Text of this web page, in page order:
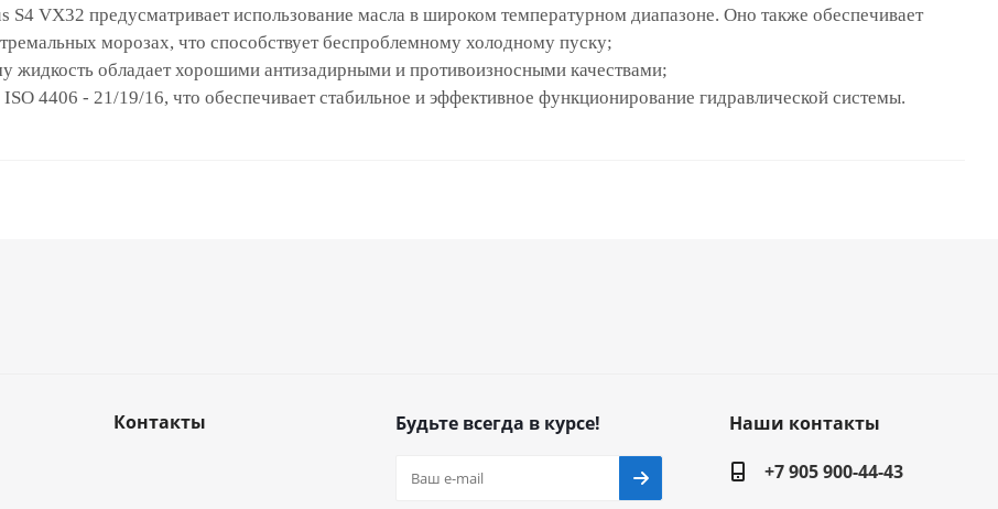
S4 VX32 предусматривает использование масла в широком температурном диапазоне. Оно также обеспечивает
морозах, что способствует беспроблемному холодному пуску;
жидкость обладает хорошими антизадирными и противоизносными качествами;
4406 - 21/19/16, что обеспечивает стабильное и эффективное функционирование гидравлической системы.
Контакты Будьте всегда в курсе!
Наши контакты
+7 905 900-44-43